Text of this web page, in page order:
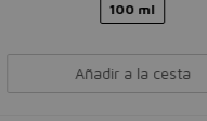
100 ml
Añadir a la cesta